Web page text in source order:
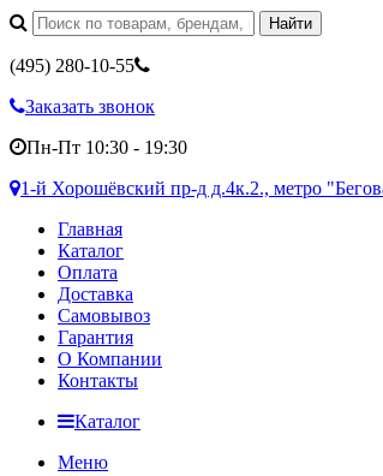
(495) 280-10-55
Заказать звонок
Пн-Пт 10:30 - 19:30
1-й Хорошёвский пр-д д.4к.2., метро
Главная
Каталог
Оплата
Доставка
Самовывоз
Гарантия
О Компании
Контакты
Каталог
Меню